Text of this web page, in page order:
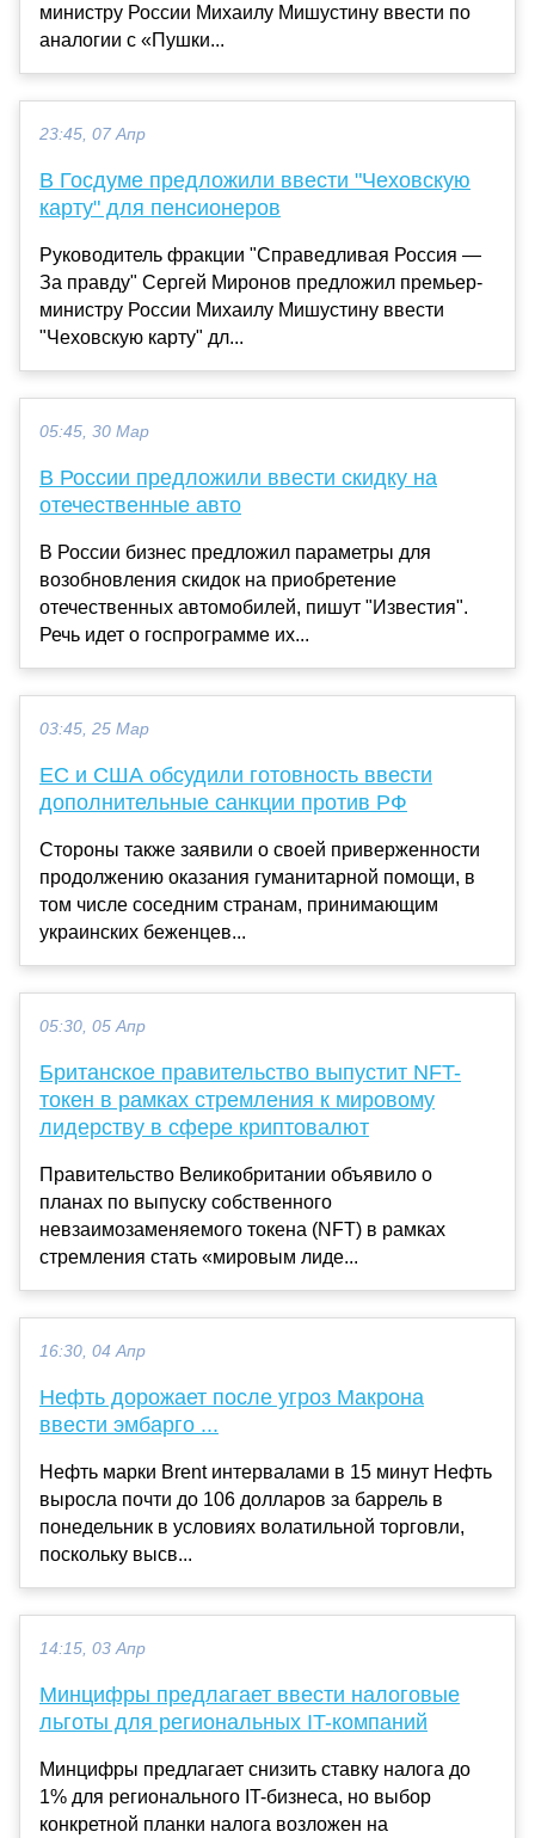
министру России Михаилу Мишустину ввести по
аналогии с «Пушки...
23:45, 07 Апр
В Госдуме предложили ввести "Чеховскую
карту" для пенсионеров
Руководитель фракции "Справедливая Россия —
За правду" Сергей Миронов предложил премьер-
министру России Михаилу Мишустину ввести
"Чеховскую карту" дл...
05:45, 30 Мар
В России предложили ввести скидку на
отечественные авто
В России бизнес предложил параметры для
возобновления скидок на приобретение
отечественных автомобилей, пишут "Известия".
Речь идет о госпрограмме их...
03:45, 25 Мар
ЕС и США обсудили готовность ввести
дополнительные санкции против РФ
Стороны также заявили о своей приверженности
продолжению оказания гуманитарной помощи, в
том числе соседним странам, принимающим
украинских беженцев...
05:30, 05 Апр
Британское правительство выпустит NFT-
токен в рамках стремления к мировому
лидерству в сфере криптовалют
Правительство Великобритании объявило о
планах по выпуску собственного
невзаимозаменяемого токена (NFT) в рамках
стремления стать «мировым лиде...
16:30, 04 Апр
Нефть дорожает после угроз Макрона
ввести эмбарго ...
Нефть марки Brent интервалами в 15 минут Нефть
выросла почти до 106 долларов за баррель в
понедельник в условиях волатильной торговли,
поскольку высв...
14:15, 03 Апр
Минцифры предлагает ввести налоговые
льготы для региональных IT-компаний
Минцифры предлагает снизить ставку налога до
1% для регионального IT-бизнеса, но выбор
конкретной планки налога возложен на